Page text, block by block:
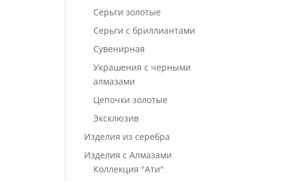
Серьги золотые
Серьги с бриллиантами
Сувенирная
Украшения с черными
алмазами
Цепочки золотые
Эксклюзив
Изделия из серебра
Изделия с Алмазами
Коллекция "Ати"